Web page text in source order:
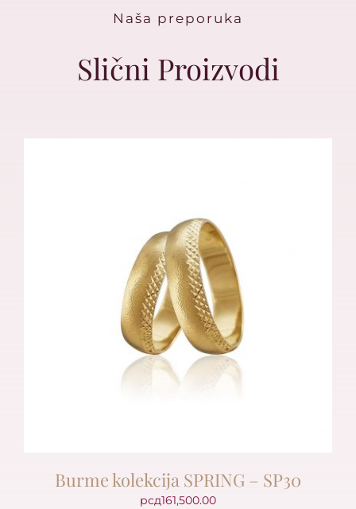
Naša preporuka
Slični Proizvodi
Burme kolekcija SPRING – SP30
рсд161,500.00